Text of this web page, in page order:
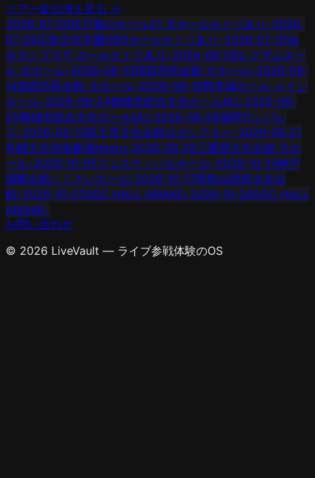
ツアー全公演を見る →
2026-07-20松戸森のホール21 大ホールセトリあり › 2026-
07-26広島文化学園HBGホールセトリあり › 2026-07-31仙
台サンプラザ ホールセトリあり › 2026-08-08レクザムホー
ル 大ホール› 2026-08-13指宿市民会館 大ホール› 2026-08-
14指宿市民会館 大ホール› 2026-08-18熊本城ホール メイン
ホール› 2026-08-24都城市総合文化ホールMJ› 2026-08-
25都城市総合文化ホールMJ› 2026-08-28福岡サンパレ
ス› 2026-09-13富士市文化会館ロゼシアター› 2026-09-21
札幌文化芸術劇場hitaru› 2026-09-26三重県文化会館 大ホ
ール› 2026-10-05フェスティバルホール› 2026-10-13神戸
国際会館こくさいホール› 2026-10-17和歌山県民文化会
館› 2026-10-27SGC HALL ARIAKE› 2026-10-28SGC HALL
ARIAKE›
お問い合わせ
© 2026 LiveVault — ライブ参戦体験のOS